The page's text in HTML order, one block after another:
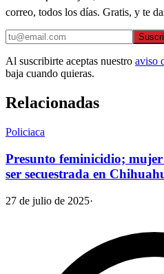
correo, todos los días. Gratis, y te
Al suscribirte aceptas nuestro aviso
baja cuando quieras.
Relacionadas
Policiaca
Presunto feminicidio;
ser secuestrada en
27 de julio de 2025·